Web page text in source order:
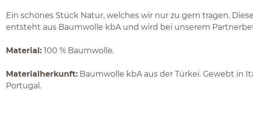
Ein schönes Stück Natur, welches wir nur zu gern tragen.
entsteht aus Baumwolle kbA und wird bei unserem
Material: 100 % Baumwolle.
Materialherkunft: Baumwolle kbA aus der Türkei. Gewebt in
Portugal.